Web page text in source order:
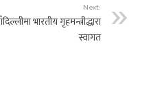
Next:
भारतीय गृहमन्त्रीद्धारा
स्वागत